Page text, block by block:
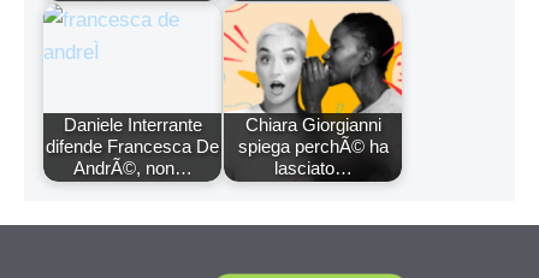
Daniele Interrante
difende Francesca De
AndrÃ©, non…
Chiara Giorgianni
spiega perchÃ© ha
lasciato…